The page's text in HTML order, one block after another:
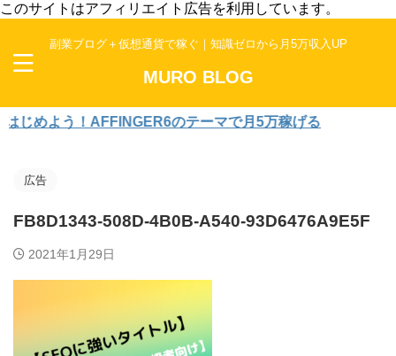
このサイトはアフィリエイト広告を利用しています。
副業ブログ＋仮想通貨で稼ぐ｜知識ゼロから月5万収入UP
MURO BLOG
よう！AFFINGER6のテーマで月5万稼げる
広告
FB8D1343-508D-4B0B-A540-93D6476A9E5F
2021年1月29日